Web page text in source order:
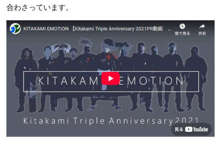
合わさっています。